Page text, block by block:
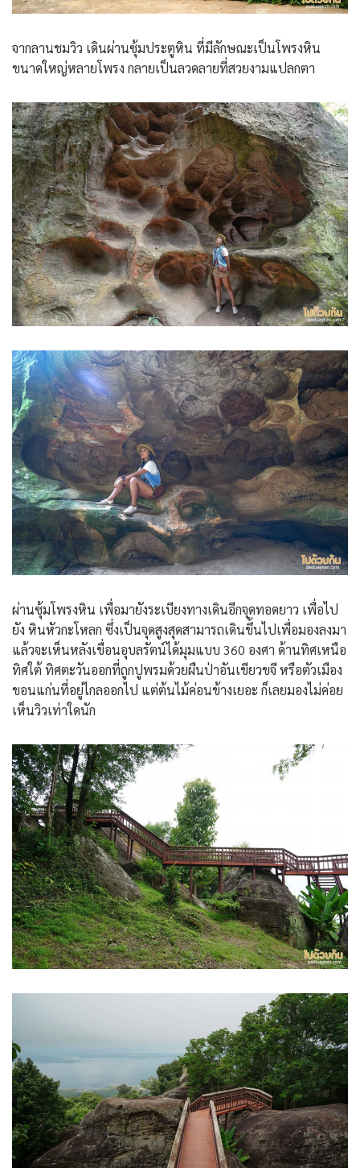
จากลานชมวิว เดินผ่านซุ้มประตูหิน ที่มีลักษณะเป็นโพรงหิน
ขนาดใหญ่หลายโพรง กลายเป็นลวดลายที่สวยงามแปลกตา
ผ่านซุ้มโพรงหิน เพื่อมายังระเบียงทางเดินอีกจุดทอดยาว เพื่อไป
ยัง หินหัวกะโหลก ซึ่งเป็นจุดสูงสุดสามารถเดินขึ้นไปเพื่อมองลงมา
แล้วจะเห็นหลังเขื่อนอุบลรัตน์ได้มุมแบบ 360 องศา ด้านทิศเหนือ
ทิศใต้ ทิศตะวันออกที่ถูกปูพรมด้วยผืนป่าอันเขียวขจี หรือตัวเมือง
ขอนแก่นที่อยู่ไกลออกไป แต่ต้นไม้ค่อนข้างเยอะ ก็เลยมองไม่ค่อย
เห็นวิวเท่าใดนัก